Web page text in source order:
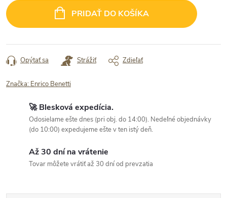
cena:
PRIDAŤ DO KOŠÍKA
Opýtať sa Strážiť Zdieľať
Značka: Enrico Benetti
🚀 Blesková expedícia.
Odosielame ešte dnes (pri obj. do 14:00). Nedeľné objednávky
(do 10:00) expedujeme ešte v ten istý deň.
Až 30 dní na vrátenie
Tovar môžete vrátiť až 30 dní od prevzatia